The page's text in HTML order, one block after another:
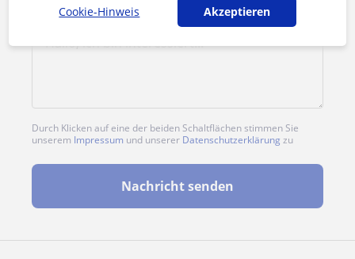
Durch Klicken auf eine der beiden Schaltflächen stimmen Sie
unserem Impressum und unserer Datenschutzerklärung zu
Nachricht senden
Cookie-Hinweis Akzeptieren